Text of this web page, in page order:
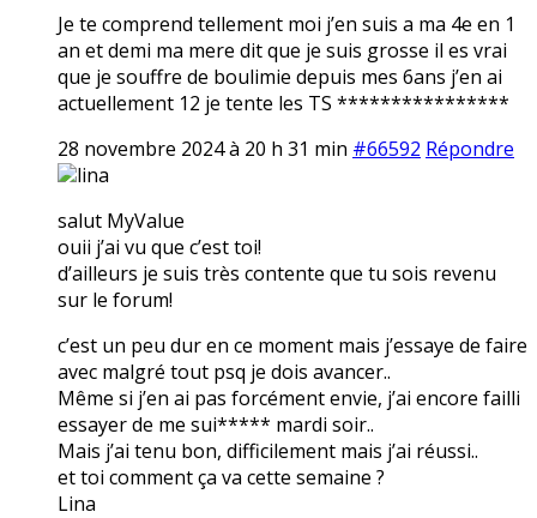
Je te comprend tellement moi j’en suis a ma 4e en 1
an et demi ma mere dit que je suis grosse il es vrai
que je souffre de boulimie depuis mes 6ans j’en ai
actuellement 12 je tente les TS ****************
28 novembre 2024 à 20 h 31 min #66592 Répondre
lina
salut MyValue
ouii j’ai vu que c’est toi!
d’ailleurs je suis très contente que tu sois revenu
sur le forum!
c’est un peu dur en ce moment mais j’essaye de faire
avec malgré tout psq je dois avancer..
Même si j’en ai pas forcément envie, j’ai encore failli
essayer de me sui***** mardi soir..
Mais j’ai tenu bon, difficilement mais j’ai réussi..
et toi comment ça va cette semaine ?
Lina